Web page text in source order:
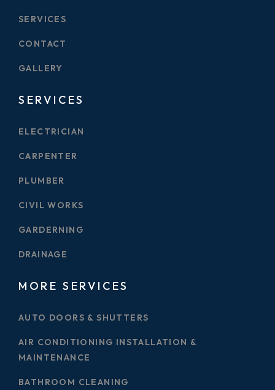
SERVICES
CONTACT
GALLERY
SERVICES
ELECTRICIAN
CARPENTER
PLUMBER
CIVIL WORKS
GARDERNING
DRAINAGE
MORE SERVICES
AUTO DOORS & SHUTTERS
AIR CONDITIONING INSTALLATION &
MAINTENANCE
BATHROOM CLEANING